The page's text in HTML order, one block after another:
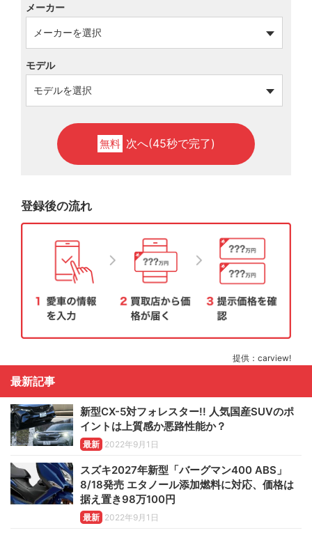
メーカー
モデル
無料 次へ(45秒で完了)
登録後の流れ
提供：carview!
最新記事
新型CX-5対フォレスター!! 人気国産SUVのポ
イントは上質感か悪路性能か？
最新 2022年9月1日
スズキ2027年新型「バーグマン400 ABS」
8/18発売 エタノール添加燃料に対応、価格は
据え置き98万100円
最新 2022年9月1日